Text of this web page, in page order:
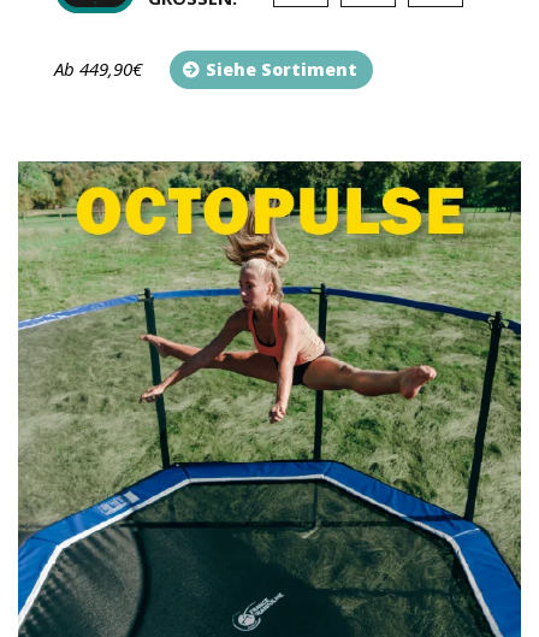
Ab 449,90€ Siehe Sortiment